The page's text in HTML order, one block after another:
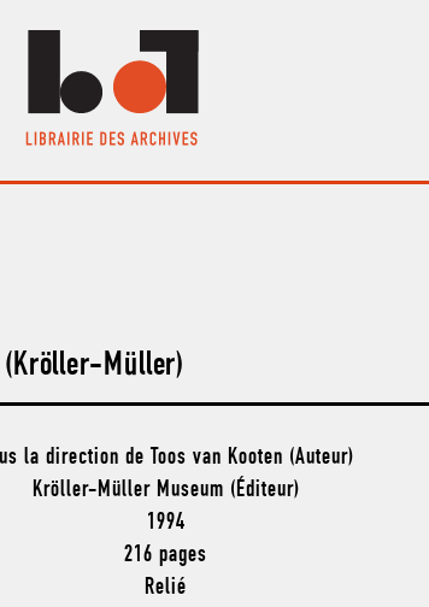
Müller)
la direction de Toos van Kooten (Auteur)
Kröller-Müller Museum (Éditeur)
1994
216 pages
Relié